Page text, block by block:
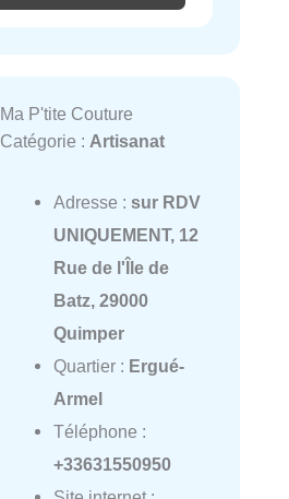
Ma P'tite Couture
Catégorie : Artisanat
Adresse : sur RDV
UNIQUEMENT, 12
Rue de l'Île de
Batz, 29000
Quimper
Quartier : Ergué-
Armel
Téléphone :
+33631550950